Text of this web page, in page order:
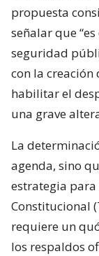
propuesta
señalar que
seguridad
con la creación
habilitar el
una grave
La
agenda, sino
estrategia para
Constitucional
requiere un
los respaldos